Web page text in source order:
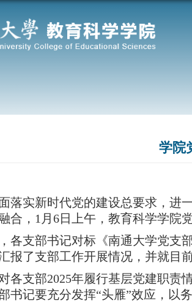
学院
落实新时代党的建设总要求，进
合， 1 月 6日 上午， 教育科学学院
各支部书记对标《南通大学党支
报了支部工作开展情况，并就目
各支部2025年履行基层党建职责
书记要充分发挥“头雁”效应，以